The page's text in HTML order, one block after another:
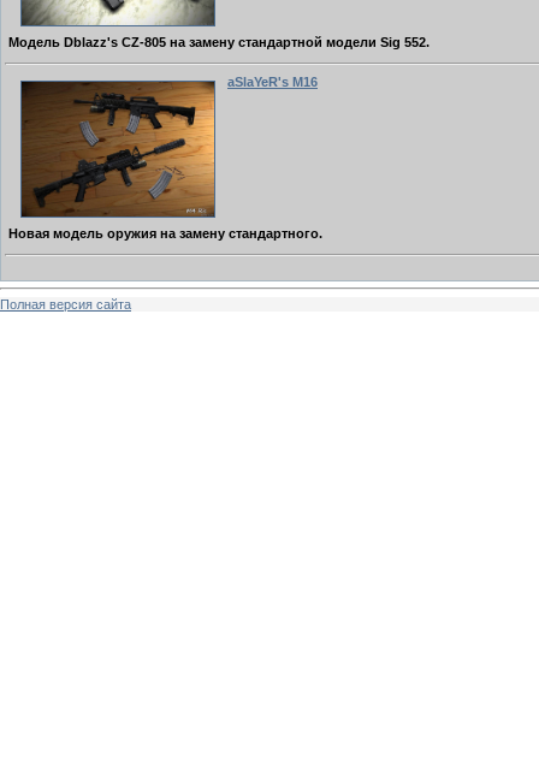
Модель Dblazz's CZ-805 на замену стандартной модели Sig 552.
aSlaYeR's M16
Новая модель оружия на замену стандартного.
Полная версия сайта